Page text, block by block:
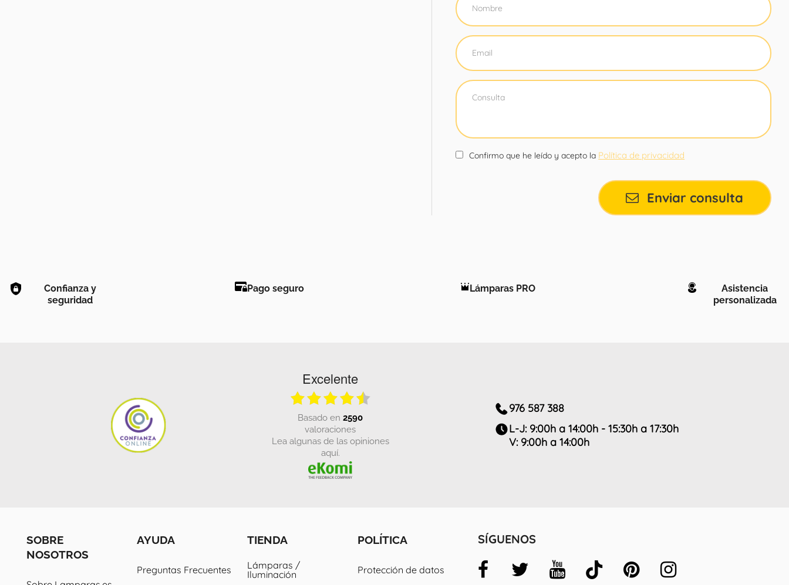
Confirmo que he leído y acepto la Política de privacidad
Enviar consulta
Confianza y
seguridad
Pago seguro Lámparas PRO
Asistencia
personalizada
Excelente
basado en 2590
valoraciones
Lea algunas de las opiniones
aquí.
976 587 388
L-J: 9:00h a 14:00h - 15:30h a 17:30h
V: 9:00h a 14:00h
SOBRE
NOSOTROS
AYUDA
Preguntas Frecuentes
TIENDA
Lámparas /
Iluminación
POLÍTICA
Protección de datos
SÍGUENOS